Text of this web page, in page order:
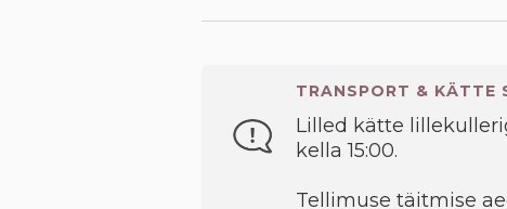
TRANSPORT & KÄTTE
Lilled kätte
kella 15:00.
Tellimuse täitmise